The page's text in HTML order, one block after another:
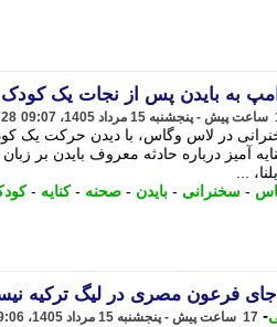
به بایدن پس از نجات یک کودک
در لاس وگاس، با دیدن حرکت یک
آمیز درباره حادثه معروف بایدن بر
...
- سخنرانی - بایدن - صحنه -کنایه -
جای فرعون مصری در لیگ ترکیه
- 17 ساعت پیش - پنجشنبه 15 مرداد 1405، 09:06